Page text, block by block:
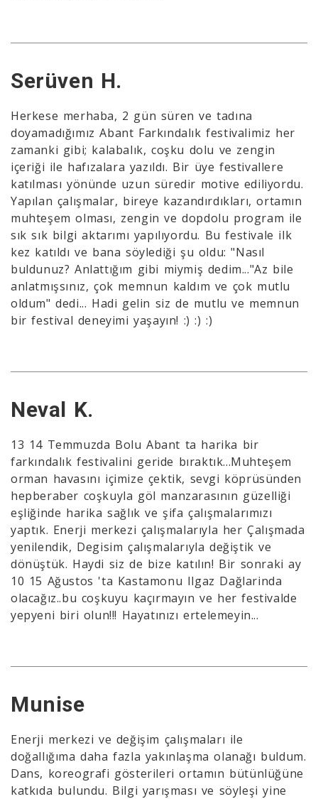
Serüven H.
Herkese merhaba, 2 gün süren ve tadına
doyamadığımız Abant Farkındalık festivalimiz her
zamanki gibi; kalabalık, coşku dolu ve zengin
içeriği ile hafızalara yazıldı. Bir üye festivallere
katılması yönünde uzun süredir motive ediliyordu.
Yapılan çalışmalar, bireye kazandırdıkları, ortamın
muhteşem olması, zengin ve dopdolu program ile
sık sık bilgi aktarımı yapılıyordu. Bu festivale ilk
kez katıldı ve bana söylediği şu oldu: "Nasıl
buldunuz? Anlattığım gibi miymiş dedim..."Az bile
anlatmışsınız, çok memnun kaldım ve çok mutlu
oldum" dedi... Hadi gelin siz de mutlu ve memnun
bir festival deneyimi yaşayın! :) :) :)
Neval K.
13 14 Temmuzda Bolu Abant ta harika bir
farkındalık festivalini geride bıraktık...Muhteşem
orman havasını içimize çektik, sevgi köprüsünden
hepberaber coşkuyla göl manzarasının güzelliği
eşliğinde harika sağlık ve şifa çalışmalarımızı
yaptık. Enerji merkezi çalışmalarıyla her Çalışmada
yenilendik, Degisim çalışmalarıyla değiştik ve
dönüştük. Haydi siz de bize katılın! Bir sonraki ay
10 15 Ağustos 'ta Kastamonu Ilgaz Dağlarinda
olacağız..bu coşkuyu kaçırmayın ve her festivalde
yepyeni biri olun!!! Hayatınızı ertelemeyin...
Munise
Enerji merkezi ve değişim çalışmaları ile
doğallığıma daha fazla yakınlaşma olanağı buldum.
Dans, koreografi gösterileri ortamın bütünlüğüne
katkıda bulundu. Bilgi yarışması ve söyleşi yine